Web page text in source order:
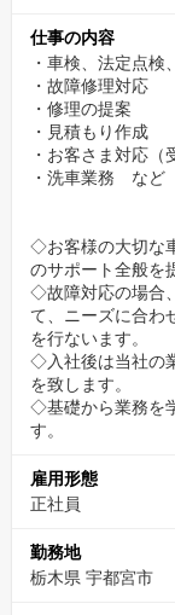
っております。
1日の仕事の流れ
8:45 店舗・工場の
朝礼後は入庫の
10:00 点検入庫の
12:00 お昼
13:00 車検・点検
18:00 閉店・片付け
平均退社時間は
仕事の内容
・車検、法定点検
・故障修理対応
・修理の提案
・見積もり作成
・お客さま対応（
・洗車業務 など
◇お客様の大切な
のサポート全般を
◇故障対応の場合
て、ニーズに合わ
を行ないます。
◇入社後は当社の
を致します。
◇基礎から業務を
す。
雇用形態
正社員
勤務地
栃木県 宇都宮市